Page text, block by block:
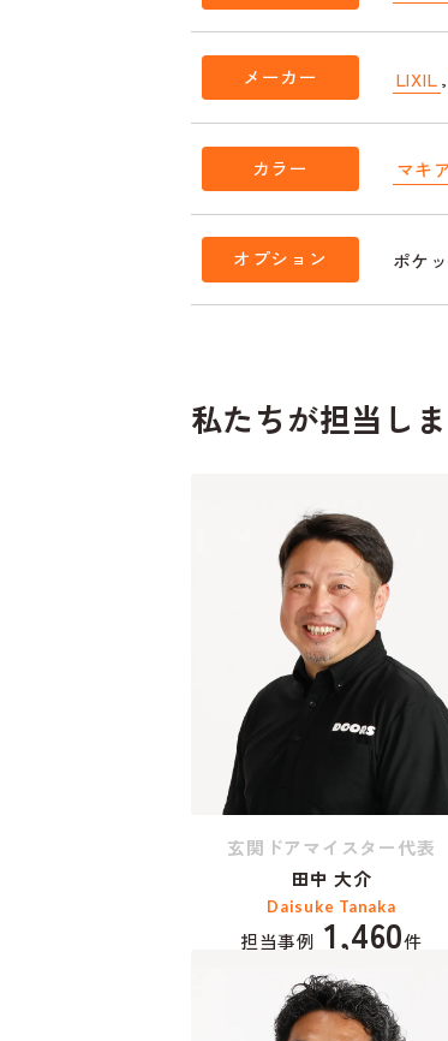
メーカー LIXIL,
カラー マキ
オプション ポケ
私たちが担当し
玄関ドアマイスター代表
田中 大介
Daisuke Tanaka
担当事例 1,460件